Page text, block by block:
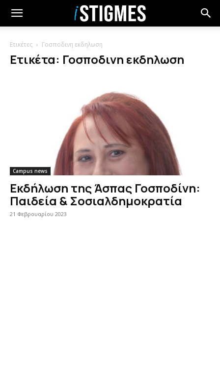
Ετικέτες Γοσποδινη εκδηλωση
Ετικέτα: Γοσποδινη εκδηλωση
Campus news
Εκδήλωση της Άσπας Γοσποδίνη:
Παιδεία & Σοσιαλδημοκρατία
21 Φεβρουαρίου 2023